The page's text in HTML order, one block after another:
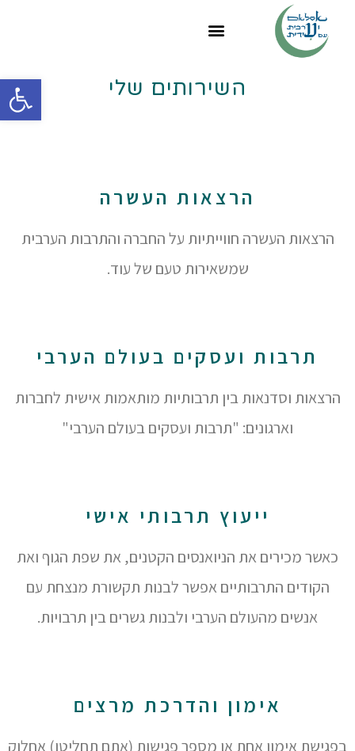
השירותים שלי
הרצאות העשרה
הרצאות העשרה חווייתיות על החברה והתרבות הערבית
שמשאירות טעם של עוד.
תרבות ועסקים בעולם הערבי
הרצאות וסדנאות בין תרבותיות מותאמות אישית לחברות
וארגונים: "תרבות ועסקים בעולם הערבי"
ייעוץ תרבותי אישי
כאשר מכירים את הניואנסים הקטנים, את שפת הגוף ואת
הקודים התרבותיים אפשר לבנות תקשורת מנצחת עם
אנשים מהעולם הערבי ולבנות גשרים בין תרבויות.
אימון והדרכת מרצים
בפגישת אימון אחת או מספר פגישות (אתם תחליטו) אחלוק